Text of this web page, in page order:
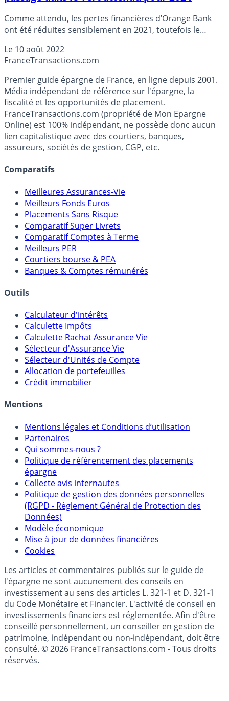
Comme attendu, les pertes financières d’Orange Bank
ont été réduites sensiblement en 2021, toutefois le
désormais les 800 millions d’euros. Le rachat d’AnyTime
et la partenariat avec Younited Credit ne permettent pas
encore l’équipement de produits financiers
complémentaires aux clients, condition sine qua none
pour tenter d’être rentable.
Le 10 août 2022
FranceTransactions.com
Premier guide épargne de France, en ligne depuis 2001.
Média indépendant de référence sur l'épargne, la
fiscalité et les opportunités de placement.
FranceTransactions.com (propriété de Mon Epargne
Online) est 100% indépendant, ne possède donc aucun
lien capitalistique avec des courtiers, banques,
assureurs, sociétés de gestion, CGP, etc.
Comparatifs
Meilleures Assurances-Vie
Meilleurs Fonds Euros
Placements Sans Risque
Comparatif Super Livrets
Comparatif Comptes à Terme
Meilleurs PER
Courtiers bourse & PEA
Banques & Comptes rémunérés
Outils
Calculateur d'intérêts
Calculette Impôts
Calculette Rachat Assurance Vie
Sélecteur d'Assurance Vie
Sélecteur d'Unités de Compte
Allocation de portefeuilles
Crédit immobilier
Mentions
Mentions légales et Conditions d’utilisation
Partenaires
Qui sommes-nous ?
Politique de référencement des placements
épargne
Collecte avis internautes
Politique de gestion des données personnelles
(RGPD - Règlement Général de Protection des
Données)
Modèle économique
Mise à jour de données financières
Cookies
Les articles et commentaires publiés sur le guide de
l'épargne ne sont aucunement des conseils en
investissement au sens des articles L. 321-1 et D. 321-1
du Code Monétaire et Financier. L'activité de conseil en
investissements financiers est réglementée. Afin d'être
conseillé personnellement, un conseiller en gestion de
patrimoine, indépendant ou non-indépendant, doit être
consulté. © 2026 FranceTransactions.com - Tous droits
réservés.